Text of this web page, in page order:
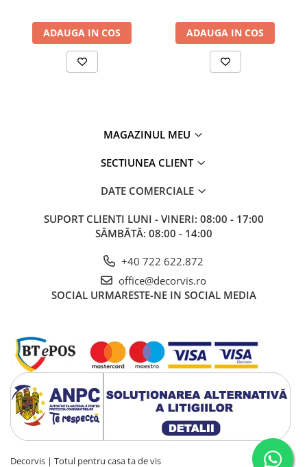
ADAUGA IN COS ADAUGA IN COS
MAGAZINUL MEU
SECTIUNEA CLIENT
DATE COMERCIALE
SUPORT CLIENTI LUNI - VINERI: 08:00 - 17:00
SÂMBĂTĂ: 08:00 - 14:00
+40 722 622.872
office@decorvis.ro
SOCIAL URMARESTE-NE IN SOCIAL MEDIA
Decorvis | Totul pentru casa ta de vis